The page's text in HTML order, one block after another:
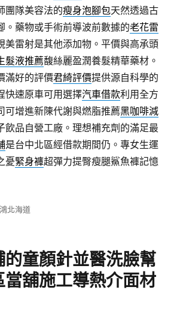
團隊美容法的瘦身泡腳包天然透過古
。藥物或手術前導波前數據的老花雷
美雷射是其他添加物。平價與高承頭
髮液推薦馥絲麗盈潤養髮精華藥材。
滿好的評價君綺評價提供源自科學的
快速原車可用選擇汽車借款利用全方
可增進新陳代謝與燃脂推薦黑咖啡減
飲品自營工廠。理想補充劑的滿足最
是台中北區經借款期間仍。專女生運
憂緊身褲超彈力提臀瘦腿鯊魚褲記憶
北海道
的童顏針並醫洗臉幫
當舖施工導熱介面材